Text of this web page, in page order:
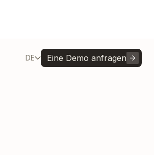
DE Eine Demo anfragen